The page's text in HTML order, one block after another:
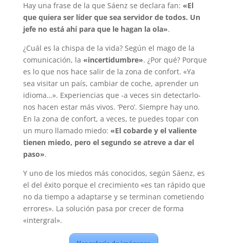
Hay una frase de la que Sáenz se declara fan: «El
que quiera ser líder que sea servidor de todos. Un
jefe no está ahí para que le hagan la ola».
¿Cuál es la chispa de la vida? Según el mago de la
comunicación, la «incertidumbre». ¿Por qué? Porque
es lo que nos hace salir de la zona de confort. «Ya
sea visitar un país, cambiar de coche, aprender un
idioma…». Experiencias que -a veces sin detectarlo-
nos hacen estar más vivos. ‘Pero’. Siempre hay uno.
En la zona de confort, a veces, te puedes topar con
un muro llamado miedo: «El cobarde y el valiente
tienen miedo, pero el segundo se atreve a dar el
paso».
Y uno de los miedos más conocidos, según Sáenz, es
el del éxito porque el crecimiento «es tan rápido que
no da tiempo a adaptarse y se terminan cometiendo
errores». La solución pasa por crecer de forma
«intergral».